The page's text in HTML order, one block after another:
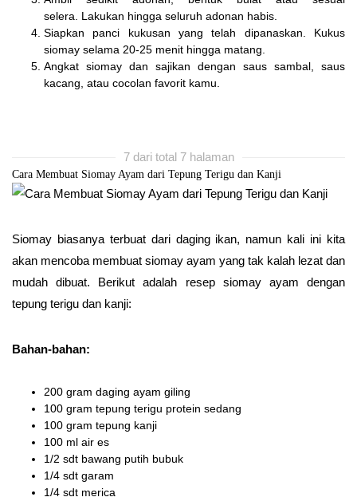
selera. Lakukan hingga seluruh adonan habis.
Siapkan panci kukusan yang telah dipanaskan. Kukus
siomay selama 20-25 menit hingga matang.
Angkat siomay dan sajikan dengan saus sambal, saus
kacang, atau cocolan favorit kamu.
7 dari total 7 halaman
Cara Membuat Siomay Ayam dari Tepung Terigu dan Kanji
Siomay biasanya terbuat dari daging ikan, namun kali ini kita
akan mencoba membuat siomay ayam yang tak kalah lezat dan
mudah dibuat. Berikut adalah resep siomay ayam dengan
tepung terigu dan kanji:
Bahan-bahan:
200 gram daging ayam giling
100 gram tepung terigu protein sedang
100 gram tepung kanji
100 ml air es
1/2 sdt bawang putih bubuk
1/4 sdt garam
1/4 sdt merica